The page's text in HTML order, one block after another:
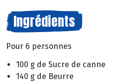
Ingrédients
Pour 6 personnes
100 g de Sucre de canne
140 g de Beurre